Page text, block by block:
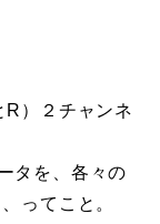
R）２チャンネ
タを、各々の
ってこと。